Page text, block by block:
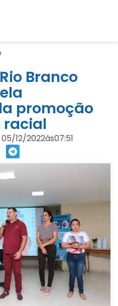
›
Branco
promoção
racial
05/12/2022às07:51